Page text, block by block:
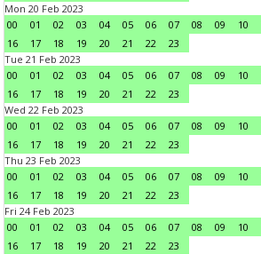
Mon 20 Feb 2023
00
01 02 03 04 05 06 07 08 09 10
16
17 18 19 20 21 22
23
Tue 21 Feb 2023
00
01 02 03 04 05 06 07 08 09 10
16
17 18 19 20 21 22
23
Wed 22 Feb 2023
00
01 02 03 04 05 06 07 08 09 10
16
17 18 19 20 21 22
23
Thu 23 Feb 2023
00
01 02 03 04 05 06 07 08 09 10
16
17 18 19 20 21 22
23
Fri 24 Feb 2023
00
01 02 03 04 05 06 07 08 09 10
16
17 18 19 20 21 22
23